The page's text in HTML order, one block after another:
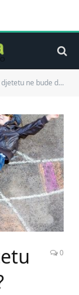
ne bude dosadno?
0